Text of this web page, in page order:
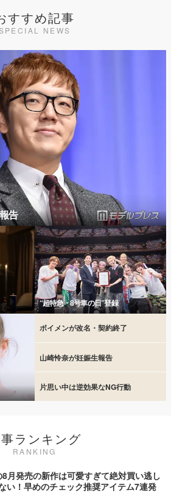
すすめ記事
NEWS
告
“超特急・8号車の日”登録
ボイメンが改名・契約終了
山崎怜奈が妊娠生報告
片思い中は逆効果なNG行動
ランキング
RANKING
8月発売の新作は可愛すぎて絶対買い逃し
い！早めのチェック推奨アイテム7連発